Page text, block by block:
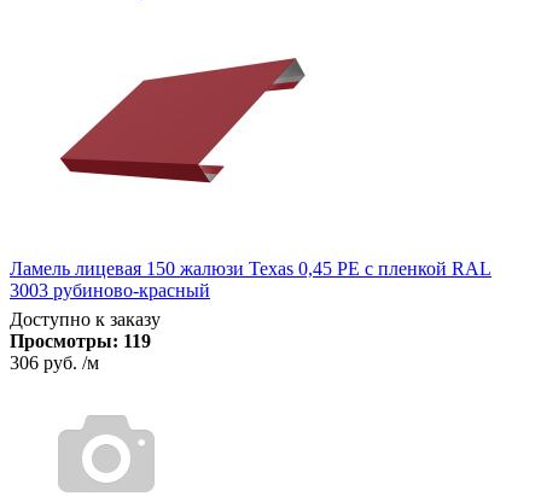
Ламель лицевая 150 жалюзи Texas 0,45 PE с пленкой RAL
3003 рубиново-красный
Доступно к заказу
Просмотры: 119
306 руб. /м